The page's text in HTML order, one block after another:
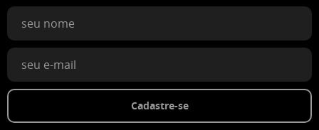
Cadastre-se